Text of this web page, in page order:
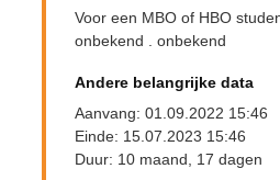
Voor een MBO of HBO
onbekend . onbekend
Andere belangrijke data
Aanvang: 01.09.2022 15:46
Einde: 15.07.2023 15:46
Duur: 10 maand, 17 dagen